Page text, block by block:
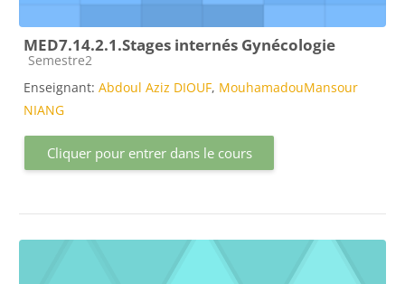
MED7.14.2.1.Stages internés Gynécologie
Catégorie de cours
Semestre2
Enseignant: Abdoul Aziz DIOUF, MouhamadouMansour
NIANG
Cliquer pour entrer dans le cours